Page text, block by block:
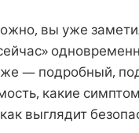
вы уже
— подробный,
какие
выглядит